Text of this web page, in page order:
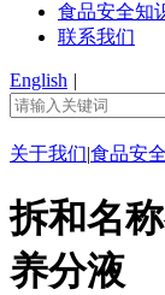
食品安全知
联系我们
English |
关于我们|食品安
拆和名
养分液